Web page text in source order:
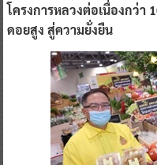
โครงการหลวงต่อเนื่องกว่า
ดอยสูง สู่ความยั่งยืน